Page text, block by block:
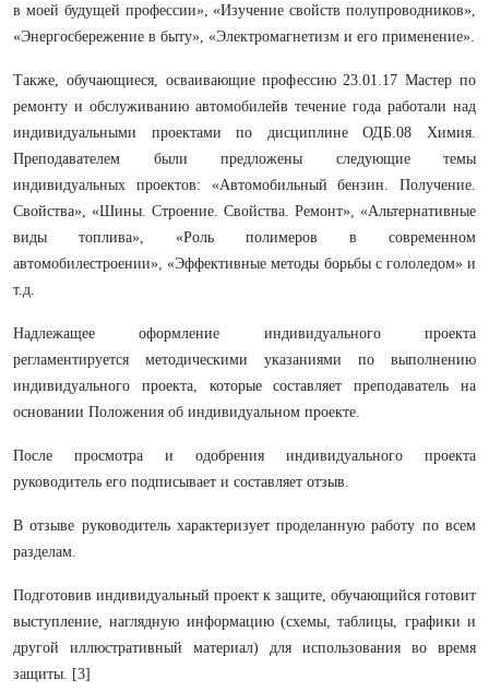
в моей будущей профессии», «Изучение свойств полупроводников»,
«Энергосбережение в быту», «Электромагнетизм и его применение».
Также, обучающиеся, осваивающие профессию 23.01.17 Мастер по
ремонту и обслуживанию автомобилейв течение года работали над
индивидуальными проектами по дисциплине ОДБ.08 Химия.
Преподавателем были предложены следующие темы
индивидуальных проектов: «Автомобильный бензин. Получение.
Свойства», «Шины. Строение. Свойства. Ремонт», «Альтернативные
виды топлива», «Роль полимеров в современном
автомобилестроении», «Эффективные методы борьбы с гололедом» и
т.д.
Надлежащее оформление индивидуального проекта
регламентируется методическими указаниями по выполнению
индивидуального проекта, которые составляет преподаватель на
основании Положения об индивидуальном проекте.
После просмотра и одобрения индивидуального проекта
руководитель его подписывает и составляет отзыв.
В отзыве руководитель характеризует проделанную работу по всем
разделам.
Подготовив индивидуальный проект к защите, обучающийся готовит
выступление, наглядную информацию (схемы, таблицы, графики и
другой иллюстративный материал) для использования во время
защиты. [3]